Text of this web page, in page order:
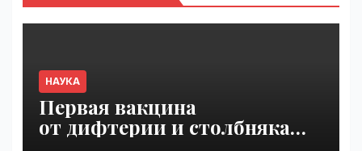
НАУКА
Первая вакцина
от дифтерии и столбняка